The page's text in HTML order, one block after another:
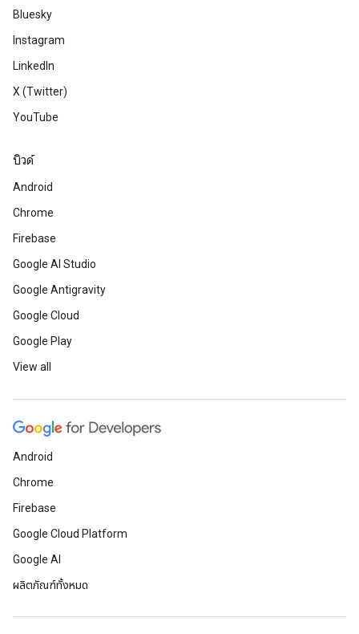
Bluesky
Instagram
LinkedIn
X (Twitter)
YouTube
บิวด์
Android
Chrome
Firebase
Google AI Studio
Google Antigravity
Google Cloud
Google Play
View all
Android
Chrome
Firebase
Google Cloud Platform
Google AI
ผลิตภัณฑ์ทั้งหมด